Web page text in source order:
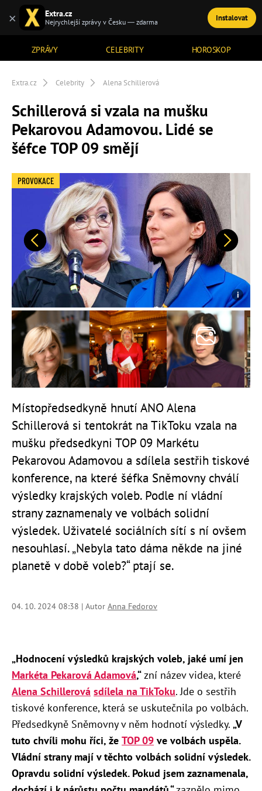
ZPRÁVY CELEBRITY HOROSKOP
TÉMATA
Extra.cz Celebrity Alena Schillerová
Schillerová si vzala na mušku
Pekarovou Adamovou. Lidé se
šéfce TOP 09 smějí
Předchozí Další
PROVOKACE
Místopředsedkyně hnutí ANO Alena
Schillerová si tentokrát na TikToku vzala na
mušku předsedkyni TOP 09 Markétu
Pekarovou Adamovou a sdílela sestřih tiskové
konference, na které šéfka Sněmovny chválí
výsledky krajských voleb. Podle ní vládní
strany zaznamenaly ve volbách solidní
výsledek. Uživatelé sociálních sítí s ní ovšem
nesouhlasí.„Nebyla tato dáma někde na jiné
planetě v době voleb?“ ptají se.
04. 10. 2024 08:38 | Autor Anna Fedorov
„Hodnocení výsledků krajských voleb, jaké umí jen
Markéta Pekarová Adamová,“zní název videa, které
Alena Schillerová sdílela na TikToku. Jde o sestřih
tiskové konference, která se uskutečnila po volbách.
Předsedkyně Sněmovnyv něm hodnotí výsledky. „V
tuto chvíli mohu říci, že TOP 09 ve volbách uspěla.
Vládní strany mají v těchto volbách solidní výsledek.
Opravdu solidní výsledek. Pokud jsem zaznamenala,
× Extra.cz
Nejrychlejší zprávy v Česku — zdarma Instalovat